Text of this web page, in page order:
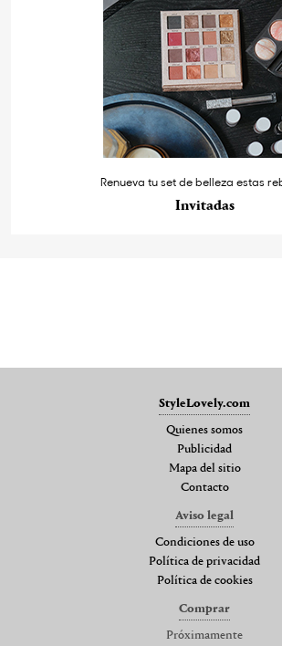
Renueva tu set de belleza estas
Invitadas
StyleLovely.com
Quienes somos
Publicidad
Mapa del sitio
Contacto
Aviso legal
Condiciones de uso
Política de privacidad
Política de cookies
Comprar
Próximamente